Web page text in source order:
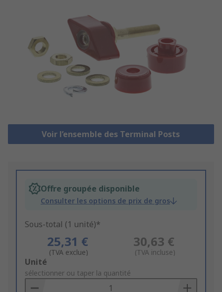
Voir l’ensemble des Terminal Posts
Offre groupée disponible
Consulter les options de prix de gros
Sous-total (1 unité)*
25,31 €
(TVA exclue)
30,63 €
(TVA incluse)
Add
to
Basket
Unité
sélectionner ou taper la quantité